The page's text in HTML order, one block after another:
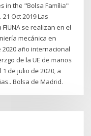
in the "Bolsa Família"
Oct 2019 Las
se realizan en el
mecánica en
año internacional
de la UE de manos
de julio de 2020, a
Bolsa de Madrid.